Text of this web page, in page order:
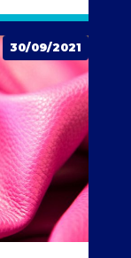
30/09/2021